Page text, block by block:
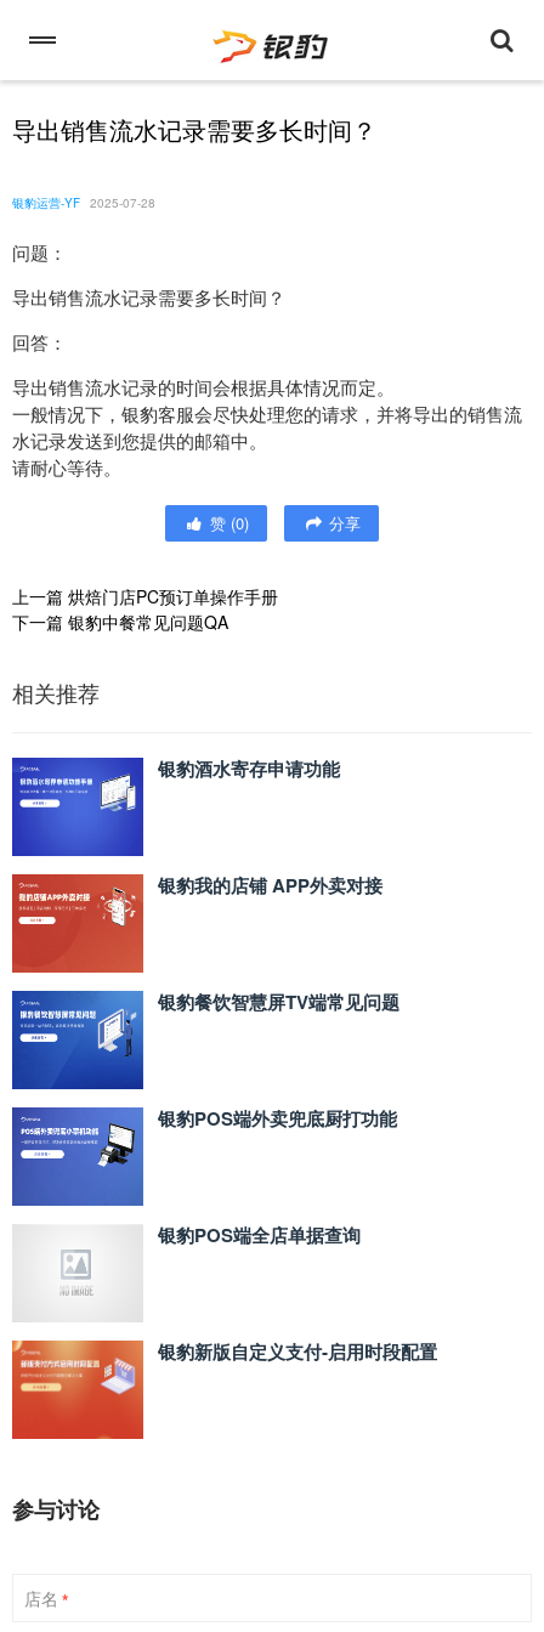
导出销售流水记录需要多长时间？
银豹运营-YF 2025-07-28
问题：
导出销售流水记录需要多长时间？
回答：
导出销售流水记录的时间会根据具体情况而定。
一般情况下，银豹客服会尽快处理您的请求，并将导出的销售流
水记录发送到您提供的邮箱中。
请耐心等待。
赞 (0) 分享
上一篇 烘焙门店PC预订单操作手册
下一篇 银豹中餐常见问题QA
相关推荐
银豹酒水寄存申请功能
银豹我的店铺 APP外卖对接
银豹餐饮智慧屏TV端常见问题
银豹POS端外卖兜底厨打功能
银豹POS端全店单据查询
银豹新版自定义支付‑启用时段配置
参与讨论
店名 *